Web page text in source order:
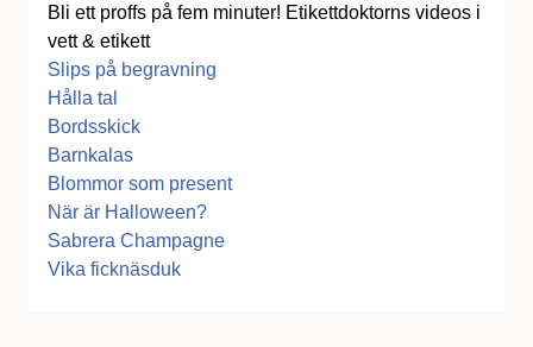
Bli ett proffs på fem minuter! Etikettdoktorns videos i
vett & etikett
Slips på begravning
Hålla tal
Bordsskick
Barnkalas
Blommor som present
När är Halloween?
Sabrera Champagne
Vika ficknäsduk